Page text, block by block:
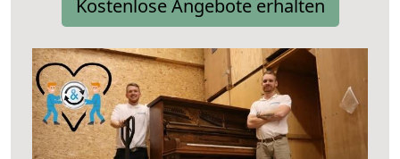
Kostenlose Angebote erhalten